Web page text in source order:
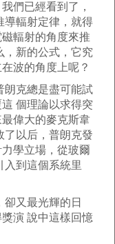
們已經看到了，
導輻射定律，就得
輻射的角度來推
，新的公式，它究
波的角度上呢？
朗克總是盡可能試
個理論以求得突
偉大的麥克斯韋
了以后，普朗克發
學立場，從玻爾
入到這個系統里
又最光輝的日
演 說中這樣回憶